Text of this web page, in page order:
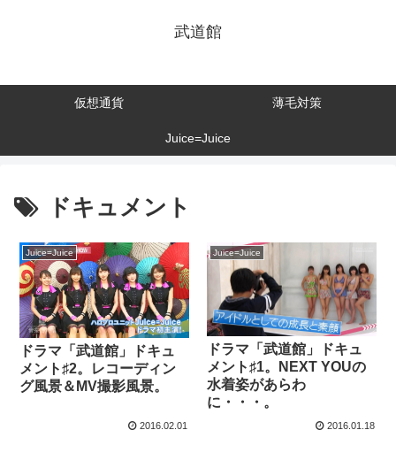
武道館
仮想通貨 薄毛対策
Juice=Juice
ドキュメント
Juice=Juice
ドラマ「武道館」ドキュ
メント♯2。レコーディン
グ風景＆MV撮影風景。
2016.02.01
Juice=Juice
ドラマ「武道館」ドキュ
メント♯1。NEXT YOUの
水着姿があらわ
に・・・。
2016.01.18